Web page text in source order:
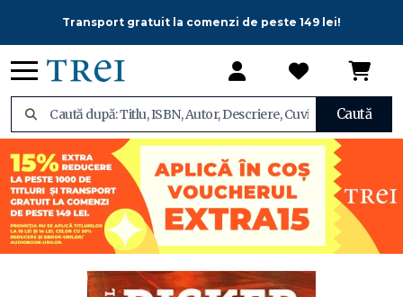
Transport gratuit la comenzi de peste 149 lei!
Caută